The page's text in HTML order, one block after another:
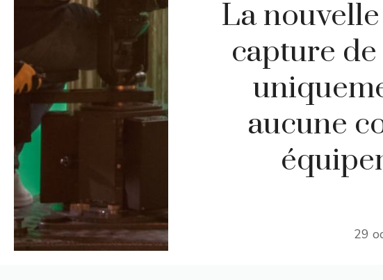
La
capture
aucune
29